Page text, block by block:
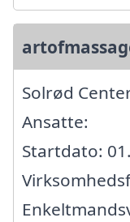
Solrød
Ansatte:
Startdato: